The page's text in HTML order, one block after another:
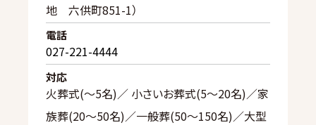
地 六供町851-1）
電話
027-221-4444
対応
火葬式(〜5名)／ 小さいお葬式(5〜20名)／家
族葬(20〜50名)／一般葬(50〜150名)／大型